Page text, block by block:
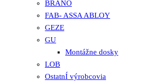
BRANO
FAB- ASSA ABLOY
GEZE
GU
Montážne dosky
LOB
OstatnÍ výrobcovia